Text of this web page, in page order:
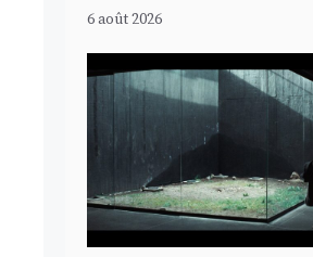
6 août 2026